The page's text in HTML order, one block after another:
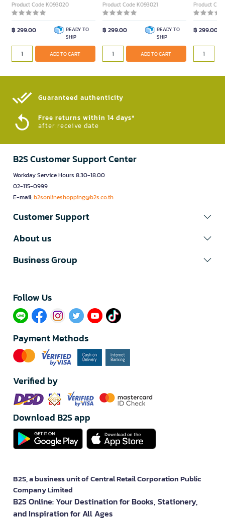
Product Code K093020
฿ 299.00
READY TO
SHIP
ADD TO CART
Product Code K093021
฿ 299.00
READY TO
SHIP
ADD TO CART
Product
฿ 299.00
Guaranteed authenticity​
Free returns within 14 days*
after receive date
B2S Customer Support Center
Workday Service Hours 8.30-18.00
02-115-0999
E-mail:b2sonlineshopping@b2s.co.th
Customer Support
About us
Business Group
Follow Us​
Payment Methods
Verified by
Download B2S app
B2S, a business unit of Central Retail Corporation Public
Company Limited
B2S Online: Your Destination for Books, Stationery,
and Inspiration for All Ages